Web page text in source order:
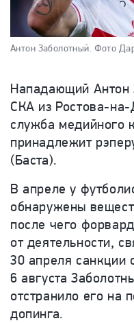
Антон Заболотный. Фото
Нападающий Антон
СКА из Ростова-
служба медийного
принадлежит
(Баста).
В апреле у
обнаружены
после чего
от деятельности,
30 апреля санкции
6 августа
отстранило его на
допинга.